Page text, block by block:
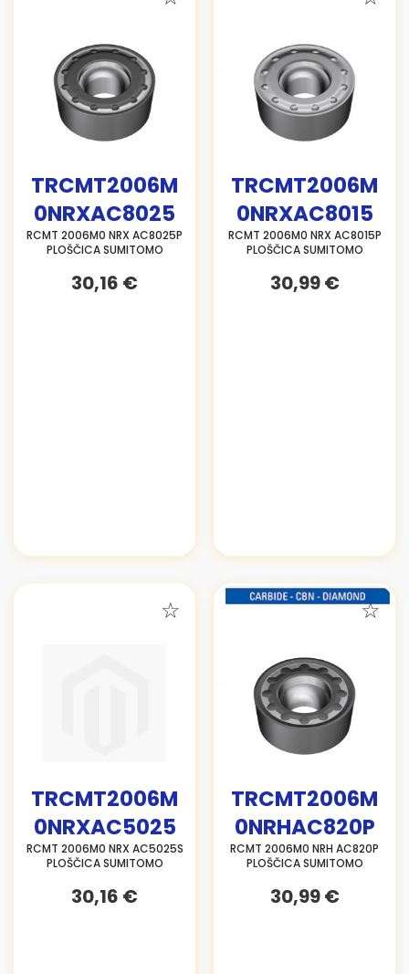
TRCMT2006M
0NRXAC8025
RCMT 2006M0 NRX AC8025P
PLOŠČICA SUMITOMO
30,16 €
TRCMT2006M
0NRXAC8015
RCMT 2006M0 NRX AC8015P
PLOŠČICA SUMITOMO
30,99 €
TRCMT2006M
0NRXAC5025
RCMT 2006M0 NRX AC5025S
PLOŠČICA SUMITOMO
30,16 €
TRCMT2006M
0NRHAC820P
RCMT 2006M0 NRH AC820P
PLOŠČICA SUMITOMO
30,99 €